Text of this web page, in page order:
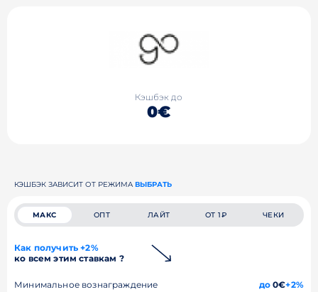
Кэшбэк до
0€
КЭШБЭК ЗАВИСИТ ОТ РЕЖИМА ВЫБРАТЬ
МАКС ОПТ ЛАЙТ ОТ 1₽ ЧЕКИ
Как получить +2%
ко всем этим ставкам ?
Минимальное вознаграждение до0€+2%